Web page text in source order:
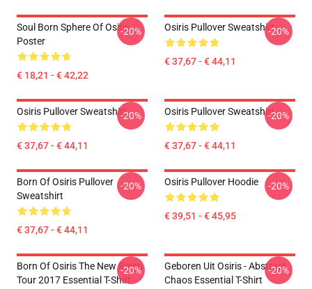
Soul Born Sphere Of Osiris
Poster
€ 18,21 - € 42,22
-20% Osiris Pullover Sweatshirt
€ 37,67 - € 44,11
-20%
Osiris Pullover Sweatshirt
€ 37,67 - € 44,11
-20% Osiris Pullover Sweatshirt
€ 37,67 - € 44,11
-20%
Born Of Osiris Pullover
Sweatshirt
€ 37,67 - € 44,11
-20% Osiris Pullover Hoodie
€ 39,51 - € 45,95
-20%
Born Of Osiris The New Reign
Tour 2017 Essential T-Shirt
-20%
Geboren Uit Osiris - Abstract
Chaos Essential T-Shirt
-20%